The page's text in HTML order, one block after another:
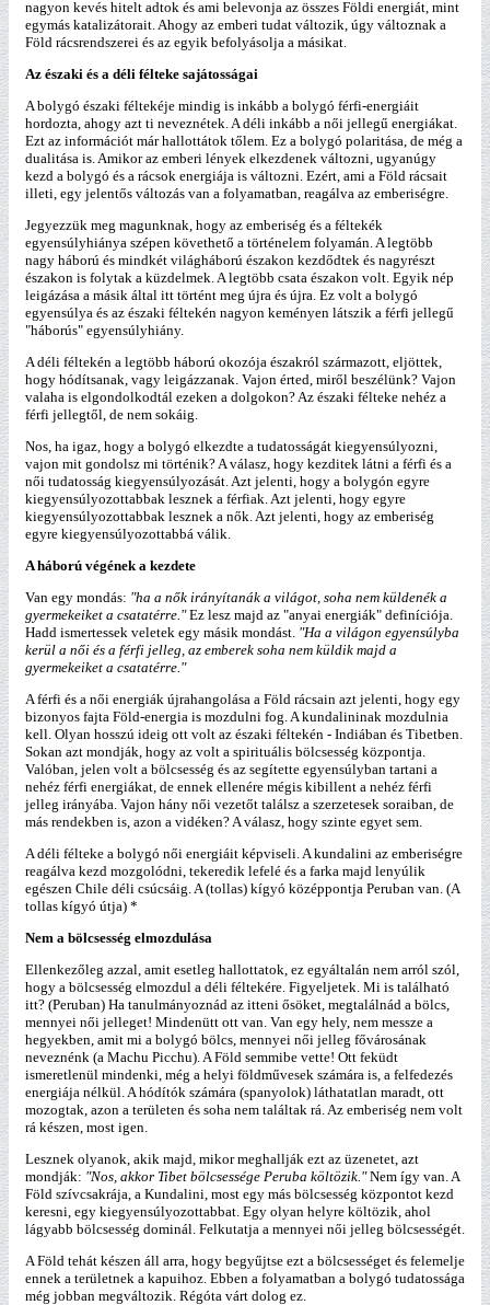
nagyon kevés hitelt adtok és ami belevonja az összes Földi energiát, mint
egymás katalizátorait. Ahogy az emberi tudat változik, úgy változnak a
Föld rácsrendszerei és az egyik befolyásolja a másikat.
Az északi és a déli félteke sajátosságai
A bolygó északi féltekéje mindig is inkább a bolygó férfi-energiáit
hordozta, ahogy azt ti neveznétek. A déli inkább a női jellegű energiákat.
Ezt az információt már hallottátok tőlem. Ez a bolygó polaritása, de még a
dualitása is. Amikor az emberi lények elkezdenek változni, ugyanúgy
kezd a bolygó és a rácsok energiája is változni. Ezért, ami a Föld rácsait
illeti, egy jelentős változás van a folyamatban, reagálva az emberiségre.
Jegyezzük meg magunknak, hogy az emberiség és a féltekék
egyensúlyhiánya szépen követhető a történelem folyamán. A legtöbb
nagy háború és mindkét világháború északon kezdődtek és nagyrészt
északon is folytak a küzdelmek. A legtöbb csata északon volt. Egyik nép
leigázása a másik által itt történt meg újra és újra. Ez volt a bolygó
egyensúlya és az északi féltekén nagyon keményen látszik a férfi jellegű
"háborús" egyensúlyhiány.
A déli féltekén a legtöbb háború okozója északról származott, eljöttek,
hogy hódítsanak, vagy leigázzanak. Vajon érted, miről beszélünk? Vajon
valaha is elgondolkodtál ezeken a dolgokon? Az északi félteke nehéz a
férfi jellegtől, de nem sokáig.
Nos, ha igaz, hogy a bolygó elkezdte a tudatosságát kiegyensúlyozni,
vajon mit gondolsz mi történik? A válasz, hogy kezditek látni a férfi és a
női tudatosság kiegyensúlyozását. Azt jelenti, hogy a bolygón egyre
kiegyensúlyozottabbak lesznek a férfiak. Azt jelenti, hogy egyre
kiegyensúlyozottabbak lesznek a nők. Azt jelenti, hogy az emberiség
egyre kiegyensúlyozottabbá válik.
A háború végének a kezdete
Van egy mondás: "ha a nők irányítanák a világot, soha nem küldenék a
gyermekeiket a csatatérre."Ez lesz majd az "anyai energiák" definíciója.
Hadd ismertessek veletek egy másik mondást. "Ha a világon egyensúlyba
kerül a női és a férfi jelleg, az emberek soha nem küldik majd a
gyermekeiket a csatatérre."
A férfi és a női energiák újrahangolása a Föld rácsain azt jelenti, hogy egy
bizonyos fajta Föld-energia is mozdulni fog. A kundalininak mozdulnia
kell. Olyan hosszú ideig ott volt az északi féltekén - Indiában és Tibetben.
Sokan azt mondják, hogy az volt a spirituális bölcsesség központja.
Valóban, jelen volt a bölcsesség és az segítette egyensúlyban tartani a
nehéz férfi energiákat, de ennek ellenére mégis kibillent a nehéz férfi
jelleg irányába. Vajon hány női vezetőt találsz a szerzetesek soraiban, de
más rendekben is, azon a vidéken? A válasz, hogy szinte egyet sem.
A déli félteke a bolygó női energiáit képviseli. A kundalini az emberiségre
reagálva kezd mozgolódni, tekeredik lefelé és a farka majd lenyúlik
egészen Chile déli csúcsáig. A (tollas) kígyó középpontja Peruban van. (A
tollas kígyó útja) *
Nem a bölcsesség elmozdulása
Ellenkezőleg azzal, amit esetleg hallottatok, ez egyáltalán nem arról szól,
hogy a bölcsesség elmozdul a déli féltekére. Figyeljetek. Mi is található
itt? (Peruban) Ha tanulmányoznád az itteni ősöket, megtalálnád a bölcs,
mennyei női jelleget! Mindenütt ott van. Van egy hely, nem messze a
hegyekben, amit mi a bolygó bölcs, mennyei női jelleg fővárosának
neveznénk (a Machu Picchu). A Föld semmibe vette! Ott feküdt
ismeretlenül mindenki, még a helyi földművesek számára is, a felfedezés
energiája nélkül. A hódítók számára (spanyolok) láthatatlan maradt, ott
mozogtak, azon a területen és soha nem találtak rá. Az emberiség nem volt
rá készen, most igen.
Lesznek olyanok, akik majd, mikor meghallják ezt az üzenetet, azt
mondják: "Nos, akkor Tibet bölcsessége Peruba költözik."Nem így van. A
Föld szívcsakrája, a Kundalini, most egy más bölcsesség központot kezd
keresni, egy kiegyensúlyozottabbat. Egy olyan helyre költözik, ahol
lágyabb bölcsesség dominál. Felkutatja a mennyei női jelleg bölcsességét.
A Föld tehát készen áll arra, hogy begyűjtse ezt a bölcsességet és felemelje
ennek a területnek a kapuihoz. Ebben a folyamatban a bolygó tudatossága
még jobban megváltozik. Régóta várt dolog ez.